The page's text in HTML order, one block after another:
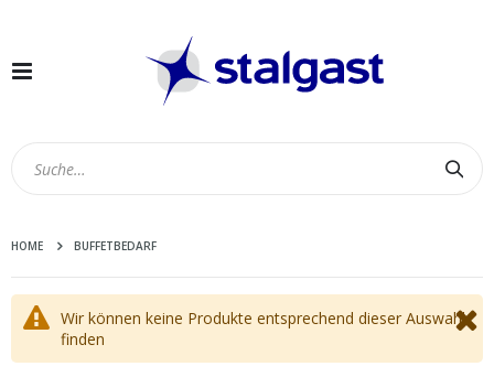
Navigation
HOME BUFFETBEDARF
Wir können keine Produkte entsprechend dieser Auswahl
finden